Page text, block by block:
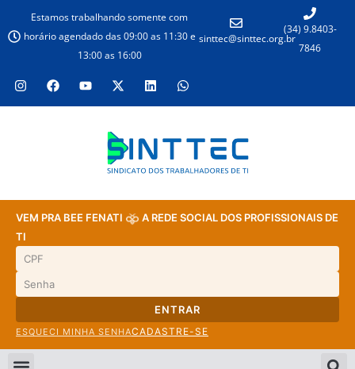
Estamos trabalhando somente com
horário agendado das 09:00 as 11:30 e
13:00 as 16:00
sinttec@sinttec.org.br
(34) 9.8403-
7846
VEM PRA BEE FENATI
A REDE SOCIAL DOS PROFISSIONAIS DE
TI
ENTRAR
ESQUECI MINHA SENHACADASTRE-SE